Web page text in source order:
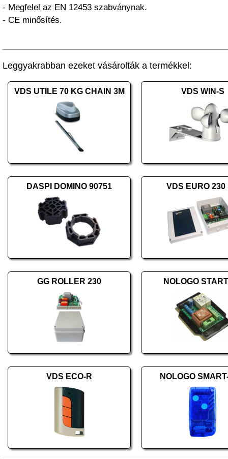
- Megfelel az EN 12453 szabványnak.
- CE minősítés.
Leggyakrabban ezeket vásárolták a termékkel:
VDS UTILE 70 KG CHAIN 3M VDS WIN-S
DASPI DOMINO 90751 VDS EURO 230
GG ROLLER 230 NOLOGO
VDS ECO-R NOLOGO